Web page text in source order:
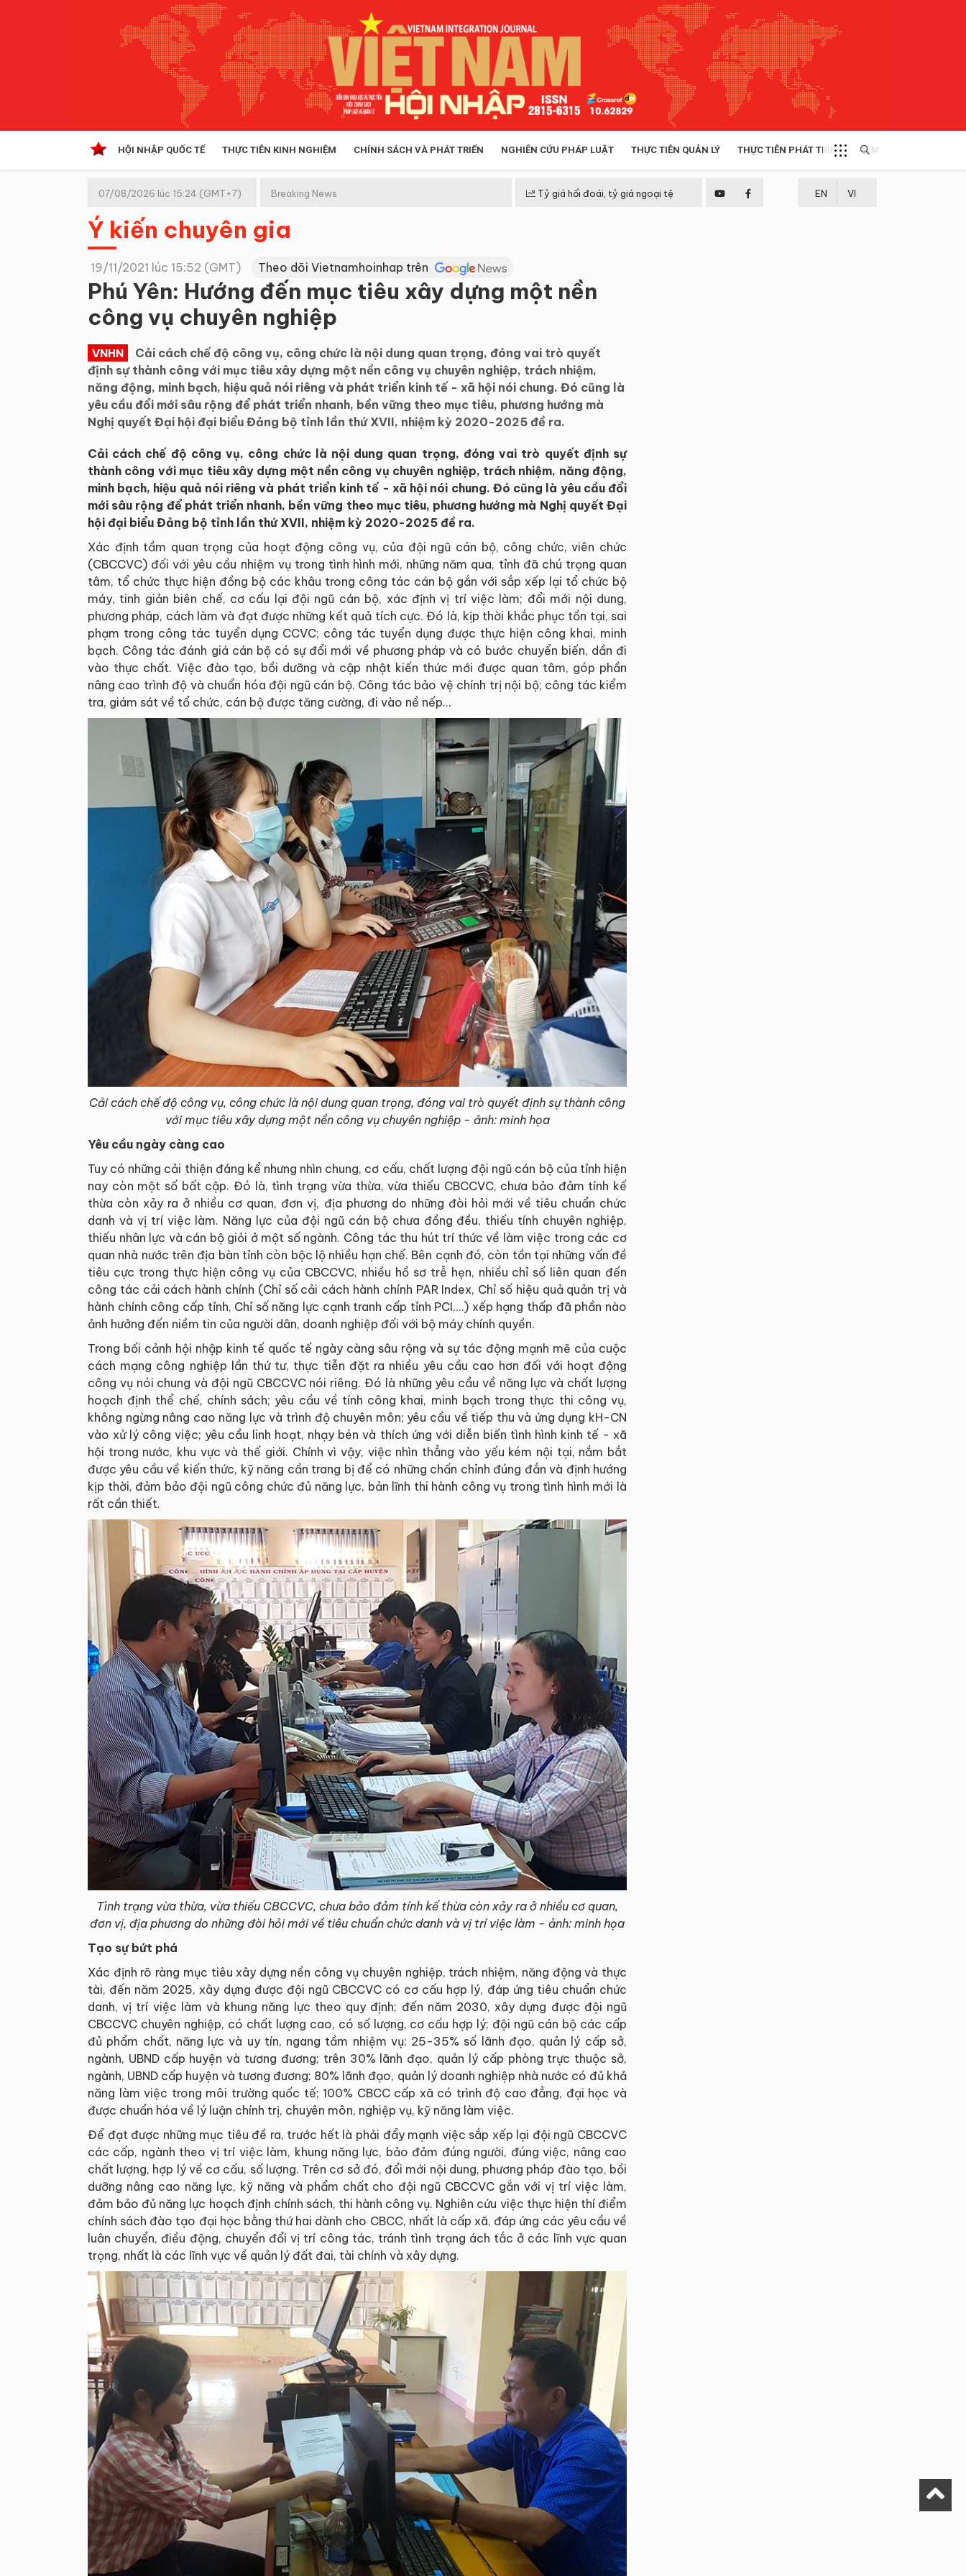
HỘI NHẬP QUỐC TẾ THỰC TIỄN KINH NGHIỆM CHÍNH SÁCH VÀ PHÁT TRIỂN NGHIÊN CỨU PHÁP LUẬT THỰC TIỄN QUẢN LÝ THỰC TIỄN PHÁT TRIỂN MULTIMEDIA
Kinh tế hội nhập
Doanh nghiệp
07/08/2026 lúc 15:24 (GMT+7) Breaking News Tỷ giá hối đoái, tỷ giá ngoại tệ EN VI
Ý kiến chuyên gia
19/11/2021 lúc 15:52 (GMT) Theo dõi Vietnamhoinhap trên
Phú Yên: Hướng đến mục tiêu xây dựng một nền
công vụ chuyên nghiệp
VNHN
Cải cách chế độ công vụ, công chức là nội dung quan trọng, đóng vai trò quyết
định sự thành công với mục tiêu xây dựng một nền công vụ chuyên nghiệp, trách nhiệm,
năng động, minh bạch, hiệu quả nói riêng và phát triển kinh tế - xã hội nói chung. Đó cũng là
yêu cầu đổi mới sâu rộng để phát triển nhanh, bền vững theo mục tiêu, phương hướng mà
Nghị quyết Đại hội đại biểu Đảng bộ tỉnh lần thứ XVII, nhiệm kỳ 2020-2025 đề ra.
Cải cách chế độ công vụ, công chức là nội dung quan trọng, đóng vai trò quyết định sự
thành công với mục tiêu xây dựng một nền công vụ chuyên nghiệp, trách nhiệm, năng động,
minh bạch, hiệu quả nói riêng và phát triển kinh tế - xã hội nói chung. Đó cũng là yêu cầu đổi
mới sâu rộng để phát triển nhanh, bền vững theo mục tiêu, phương hướng mà Nghị quyết Đại
hội đại biểu Đảng bộ tỉnh lần thứ XVII, nhiệm kỳ 2020-2025 đề ra.
Xác định tầm quan trọng của hoạt động công vụ, của đội ngũ cán bộ, công chức, viên chức
(CBCCVC) đối với yêu cầu nhiệm vụ trong tình hình mới, những năm qua, tỉnh đã chú trọng quan
tâm, tổ chức thực hiện đồng bộ các khâu trong công tác cán bộ gắn với sắp xếp lại tổ chức bộ
máy, tinh giản biên chế, cơ cấu lại đội ngũ cán bộ, xác định vị trí việc làm; đổi mới nội dung,
phương pháp, cách làm và đạt được những kết quả tích cực. Đó là, kịp thời khắc phục tồn tại, sai
phạm trong công tác tuyển dụng CCVC; công tác tuyển dụng được thực hiện công khai, minh
bạch. Công tác đánh giá cán bộ có sự đổi mới về phương pháp và có bước chuyển biến, dần đi
vào thực chất. Việc đào tạo, bồi dưỡng và cập nhật kiến thức mới được quan tâm, góp phần
nâng cao trình độ và chuẩn hóa đội ngũ cán bộ. Công tác bảo vệ chính trị nội bộ; công tác kiểm
tra, giám sát về tổ chức, cán bộ được tăng cường, đi vào nề nếp...
Cải cách chế độ công vụ, công chức là nội dung quan trọng, đóng vai trò quyết định sự thành công
với mục tiêu xây dựng một nền công vụ chuyên nghiệp - ảnh: minh họa
Yêu cầu ngày càng cao
Tuy có những cải thiện đáng kể nhưng nhìn chung, cơ cấu, chất lượng đội ngũ cán bộ của tỉnh hiện
nay còn một số bất cập. Đó là, tình trạng vừa thừa, vừa thiếu CBCCVC, chưa bảo đảm tính kế
thừa còn xảy ra ở nhiều cơ quan, đơn vị, địa phương do những đòi hỏi mới về tiêu chuẩn chức
danh và vị trí việc làm. Năng lực của đội ngũ cán bộ chưa đồng đều, thiếu tính chuyên nghiệp,
thiếu nhân lực và cán bộ giỏi ở một số ngành. Công tác thu hút trí thức về làm việc trong các cơ
quan nhà nước trên địa bàn tỉnh còn bộc lộ nhiều hạn chế. Bên cạnh đó, còn tồn tại những vấn đề
tiêu cực trong thực hiện công vụ của CBCCVC, nhiều hồ sơ trễ hẹn, nhiều chỉ số liên quan đến
công tác cải cách hành chính (Chỉ số cải cách hành chính PAR Index, Chỉ số hiệu quả quản trị và
hành chính công cấp tỉnh, Chỉ số năng lực cạnh tranh cấp tỉnh PCI,…) xếp hạng thấp đã phần nào
ảnh hưởng đến niềm tin của người dân, doanh nghiệp đối với bộ máy chính quyền.
Trong bối cảnh hội nhập kinh tế quốc tế ngày càng sâu rộng và sự tác động mạnh mẽ của cuộc
cách mạng công nghiệp lần thứ tư, thực tiễn đặt ra nhiều yêu cầu cao hơn đối với hoạt động
công vụ nói chung và đội ngũ CBCCVC nói riêng. Đó là những yêu cầu về năng lực và chất lượng
hoạch định thể chế, chính sách; yêu cầu về tính công khai, minh bạch trong thực thi công vụ,
không ngừng nâng cao năng lực và trình độ chuyên môn; yêu cầu về tiếp thu và ứng dụng kH-CN
vào xử lý công việc; yêu cầu linh hoạt, nhạy bén và thích ứng với diễn biến tình hình kinh tế - xã
hội trong nước, khu vực và thế giới. Chính vì vậy, việc nhìn thẳng vào yếu kém nội tại, nắm bắt
được yêu cầu về kiến thức, kỹ năng cần trang bị để có những chấn chỉnh đúng đắn và định hướng
kịp thời, đảm bảo đội ngũ công chức đủ năng lực, bản lĩnh thi hành công vụ trong tình hình mới là
rất cần thiết.
Tình trạng vừa thừa, vừa thiếu CBCCVC, chưa bảo đảm tính kế thừa còn xảy ra ở nhiều cơ quan,
đơn vị, địa phương do những đòi hỏi mới về tiêu chuẩn chức danh và vị trí việc làm - ảnh: minh họa
Tạo sự bứt phá
Xác định rõ ràng mục tiêu xây dựng nền công vụ chuyên nghiệp, trách nhiệm, năng động và thực
tài, đến năm 2025, xây dựng được đội ngũ CBCCVC có cơ cấu hợp lý, đáp ứng tiêu chuẩn chức
danh, vị trí việc làm và khung năng lực theo quy định; đến năm 2030, xây dựng được đội ngũ
CBCCVC chuyên nghiệp, có chất lượng cao, có số lượng, cơ cấu hợp lý; đội ngũ cán bộ các cấp
đủ phẩm chất, năng lực và uy tín, ngang tầm nhiệm vụ: 25-35% số lãnh đạo, quản lý cấp sở,
ngành, UBND cấp huyện và tương đương; trên 30% lãnh đạo, quản lý cấp phòng trực thuộc sở,
ngành, UBND cấp huyện và tương đương; 80% lãnh đạo, quản lý doanh nghiệp nhà nước có đủ khả
năng làm việc trong môi trường quốc tế; 100% CBCC cấp xã có trình độ cao đẳng, đại học và
được chuẩn hóa về lý luận chính trị, chuyên môn, nghiệp vụ, kỹ năng làm việc.
Để đạt được những mục tiêu đề ra, trước hết là phải đẩy mạnh việc sắp xếp lại đội ngũ CBCCVC
các cấp, ngành theo vị trí việc làm, khung năng lực, bảo đảm đúng người, đúng việc, nâng cao
chất lượng, hợp lý về cơ cấu, số lượng. Trên cơ sở đó, đổi mới nội dung, phương pháp đào tạo, bồi
dưỡng nâng cao năng lực, kỹ năng và phẩm chất cho đội ngũ CBCCVC gắn với vị trí việc làm,
đảm bảo đủ năng lực hoạch định chính sách, thi hành công vụ. Nghiên cứu việc thực hiện thí điểm
chính sách đào tạo đại học bằng thứ hai dành cho CBCC, nhất là cấp xã, đáp ứng các yêu cầu về
luân chuyển, điều động, chuyển đổi vị trí công tác, tránh tình trạng ách tắc ở các lĩnh vực quan
trọng, nhất là các lĩnh vực về quản lý đất đai, tài chính và xây dựng.